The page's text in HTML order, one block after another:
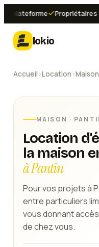
Propriétaires
lokio
Accueil ›Location ›Maison
MAISON ·
Location
la maison
à Pantin
Pour vos projets à
entre particuliers
vous donnant
de chez vous.